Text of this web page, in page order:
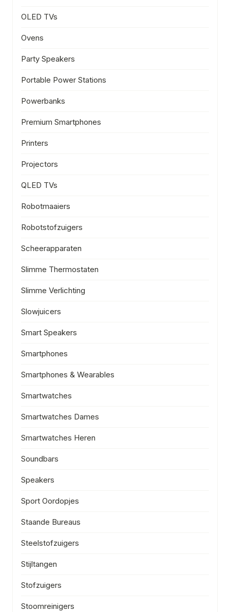
OLED TVs
Ovens
Party Speakers
Portable Power Stations
Powerbanks
Premium Smartphones
Printers
Projectors
QLED TVs
Robotmaaiers
Robotstofzuigers
Scheerapparaten
Slimme Thermostaten
Slimme Verlichting
Slowjuicers
Smart Speakers
Smartphones
Smartphones & Wearables
Smartwatches
Smartwatches Dames
Smartwatches Heren
Soundbars
Speakers
Sport Oordopjes
Staande Bureaus
Steelstofzuigers
Stijltangen
Stofzuigers
Stoomreinigers